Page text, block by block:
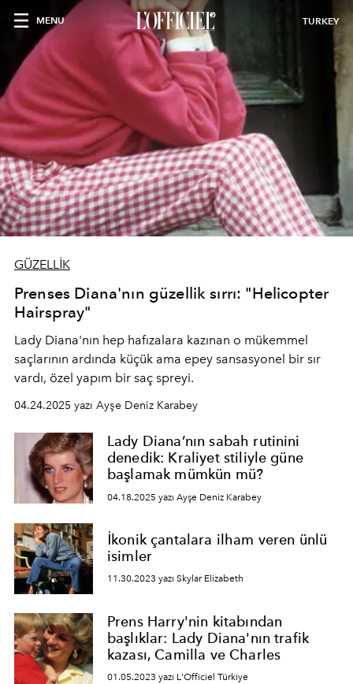
MENU TURKEY
GÜZELLİK
Prenses Diana'nın güzellik sırrı: "Helicopter
Hairspray"
Lady Diana'nın hep hafızalara kazınan o mükemmel
saçlarının ardında küçük ama epey sansasyonel bir sır
vardı, özel yapım bir saç spreyi.
04.24.2025 yazı Ayşe Deniz Karabey
Lady Diana’nın sabah rutinini
denedik: Kraliyet stiliyle güne
başlamak mümkün mü?
04.18.2025 yazı Ayşe Deniz Karabey
İkonik çantalara ilham veren ünlü
isimler
11.30.2023 yazı Skylar Elizabeth
Prens Harry'nin kitabından
başlıklar: Lady Diana'nın trafik
kazası, Camilla ve Charles
01.05.2023 yazı L'Officiel Türkiye